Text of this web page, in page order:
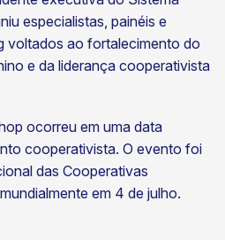
especialistas, painéis e
voltados ao fortalecimento do
e da liderança cooperativista
ocorreu em uma data
cooperativista. O evento foi
das Cooperativas
em 4 de julho.